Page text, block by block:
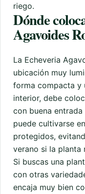
riego.
Dónde
Agavoides
La Echeveria
ubicación muy
forma compacta y
interior, debe
con buena
puede cultivarse
protegidos,
verano si la planta
Si buscas una
con otras
encaja muy bien